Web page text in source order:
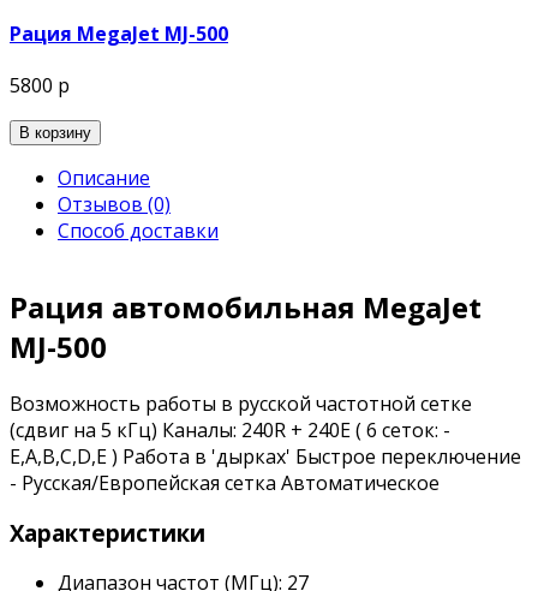
Рация MegaJet MJ-500
5800 р
В корзину
Описание
Отзывов (0)
Способ доставки
Рация автомобильная MegaJet
MJ-500
Возможность работы в русской частотной сетке
(сдвиг на 5 кГц) Каналы: 240R + 240E ( 6 сеток: -
E,A,B,C,D,E ) Работа в 'дырках' Быстрое переключение
- Русская/Европейская сетка Автоматическое
канала памяти Приоритетное сканирование
Характеристики
Диапазон частот (МГц): 27